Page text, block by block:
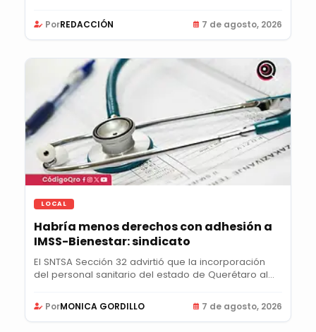
PorREDACCIÓN 7 de agosto, 2026
LOCAL
Habría menos derechos con adhesión a
IMSS-Bienestar: sindicato
El SNTSA Sección 32 advirtió que la incorporación
del personal sanitario del estado de Querétaro al...
PorMONICA GORDILLO 7 de agosto, 2026